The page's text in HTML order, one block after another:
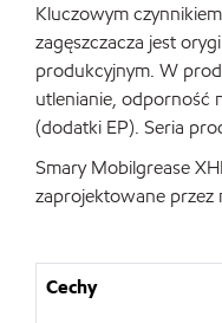
Kluczowym
zagęszczacza jest
produkcyjnym. W
utlenianie, odporność
(dodatki EP). Seria
Smary Mobilgrease
zaprojektowane przez
Cechy